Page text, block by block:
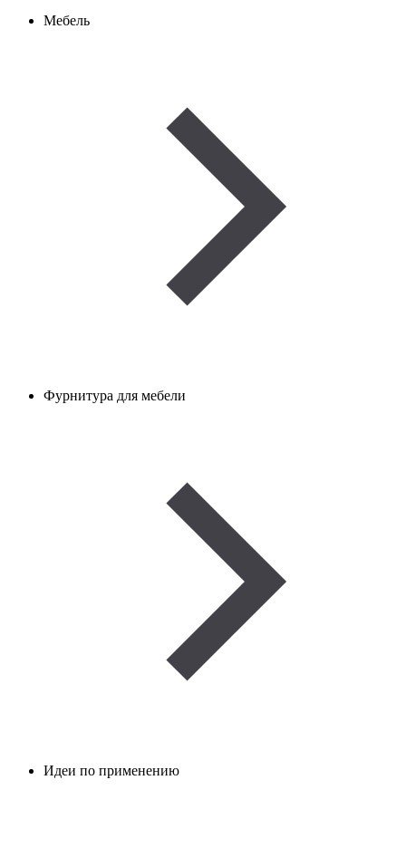
Мебель
Фурнитура для мебели
Идеи по применению